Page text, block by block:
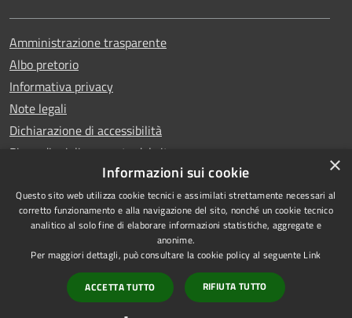
Amministrazione trasparente
Albo pretorio
Informativa privacy
Note legali
Dichiarazione di accessibilità
Piano di miglioramento del sito
RSS
Accessibilità
Copyright © 2026 • Comune di
Qualiano • Powered by
Municipium•Accesso
redazione
×
Informazioni sui cookie
Questo sito web utilizza cookie tecnici e assimilati strettamente necessari al
corretto funzionamento e alla navigazione del sito, nonché un cookie tecnico
analitico al solo fine di elaborare informazioni statistiche, aggregate e
anonime.
Per maggiori dettagli, può consultare la cookie policy al seguente Link
ACCETTA TUTTO RIFIUTA TUTTO